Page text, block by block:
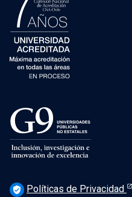
verified_user Políticas de Privacidad